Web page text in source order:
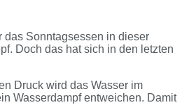
das Sonntagsessen in dieser
Doch das hat sich in den letzten
Druck wird das Wasser im
Wasserdampf entweichen. Damit